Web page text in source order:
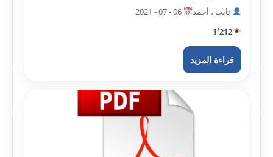
ثابت ، أحمد
1٬212
قراءة المزيد